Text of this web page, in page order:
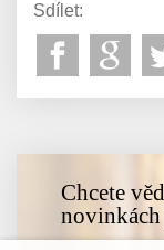
Sdílet:
Chcete